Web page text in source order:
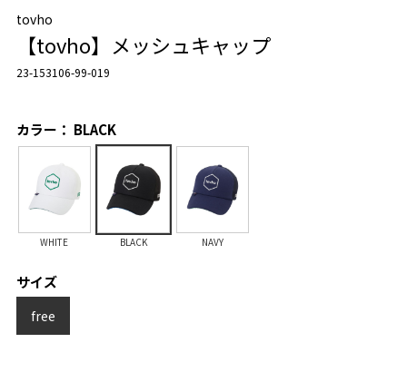
tovho
【tovho】メッシュキャップ
23-153106-99-019
カラー： BLACK
WHITE BLACK NAVY
サイズ
free